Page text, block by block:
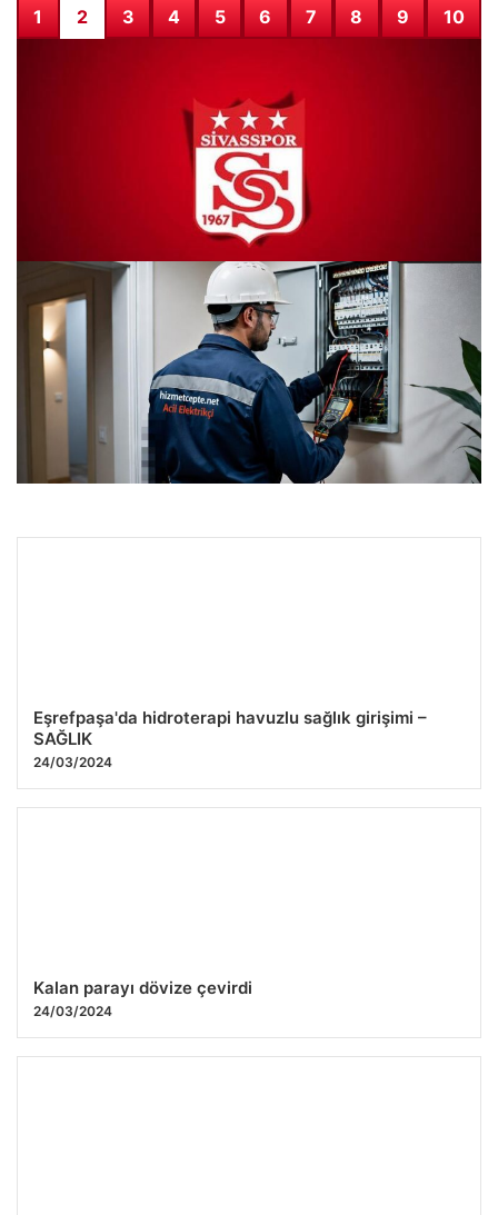
1 2 3 4 5 6 7 8 9 10
Sivasspor’da İki Kritik Sakatlık Şoku
28.07.2026 08:43
Eşrefpaşa'da hidroterapi havuzlu sağlık girişimi –
SAĞLIK
24/03/2024
Kalan parayı dövize çevirdi
24/03/2024